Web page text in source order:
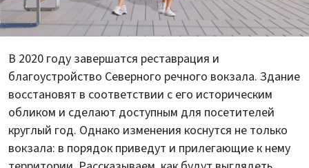
В 2020 году завершатся реставрация и
благоустройство Северного речного вокзала. Здание
восстановят в соответствии с его историческим
обликом и сделают доступным для посетителей
круглый год. Однако изменения коснутся не только
вокзала: в порядок приведут и прилегающие к нему